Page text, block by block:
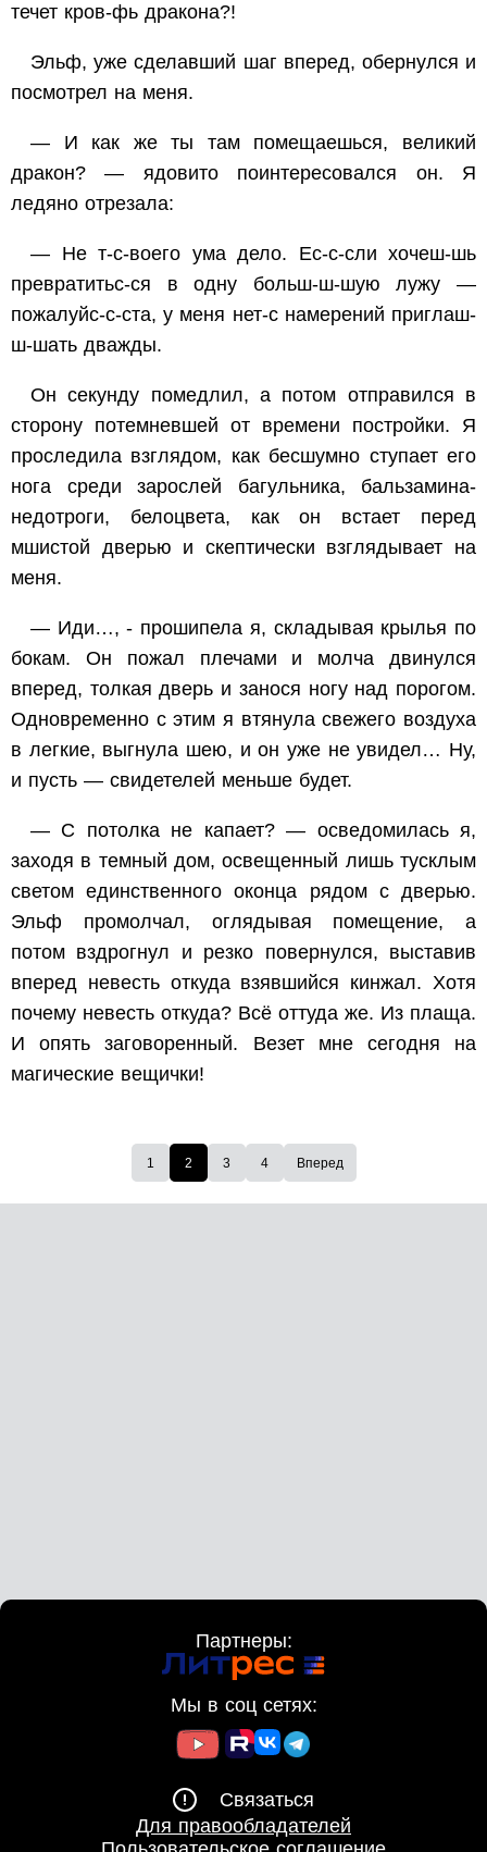
течет кров-фь дракона?!
Эльф, уже сделавший шаг вперед, обернулся и
посмотрел на меня.
— И как же ты там помещаешься, великий
дракон? — ядовито поинтересовался он. Я
ледяно отрезала:
— Не т-с-воего ума дело. Ес-с-сли хочеш-шь
превратитьс-ся в одну больш-ш-шую лужу —
пожалуйс-с-ста, у меня нет-с намерений приглаш-
ш-шать дважды.
Он секунду помедлил, а потом отправился в
сторону потемневшей от времени постройки. Я
проследила взглядом, как бесшумно ступает его
нога среди зарослей багульника, бальзамина-
недотроги, белоцвета, как он встает перед
мшистой дверью и скептически взглядывает на
меня.
— Иди…, - прошипела я, складывая крылья по
бокам. Он пожал плечами и молча двинулся
вперед, толкая дверь и занося ногу над порогом.
Одновременно с этим я втянула свежего воздуха
в легкие, выгнула шею, и он уже не увидел… Ну,
и пусть — свидетелей меньше будет.
— С потолка не капает? — осведомилась я,
заходя в темный дом, освещенный лишь тусклым
светом единственного оконца рядом с дверью.
Эльф промолчал, оглядывая помещение, а
потом вздрогнул и резко повернулся, выставив
вперед невесть откуда взявшийся кинжал. Хотя
почему невесть откуда? Всё оттуда же. Из плаща.
И опять заговоренный. Везет мне сегодня на
магические вещички!
1 2 3 4 Вперед
Партнеры:
Мы в соц сетях:
Связаться
Для правообладателей